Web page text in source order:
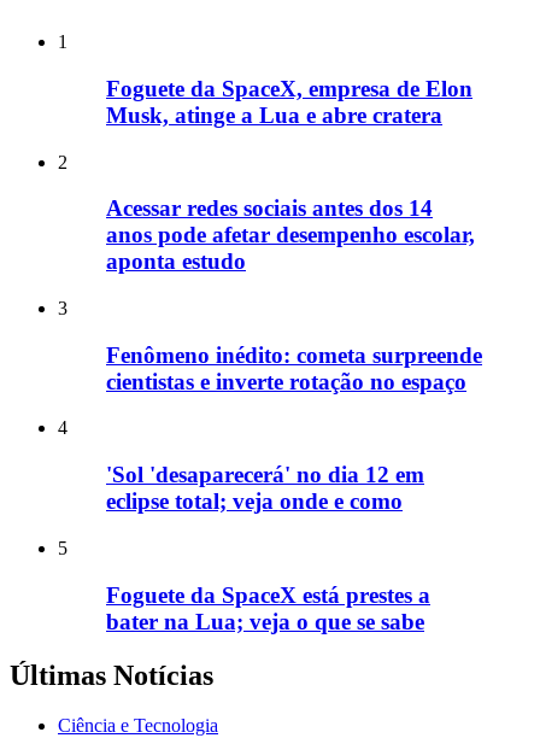
1
Foguete da SpaceX, empresa de Elon
Musk, atinge a Lua e abre cratera
2
Acessar redes sociais antes dos 14
anos pode afetar desempenho escolar,
aponta estudo
3
Fenômeno inédito: cometa surpreende
cientistas e inverte rotação no espaço
4
'Sol 'desaparecerá' no dia 12 em
eclipse total; veja onde e como
5
Foguete da SpaceX está prestes a
bater na Lua; veja o que se sabe
Últimas Notícias
Ciência e Tecnologia